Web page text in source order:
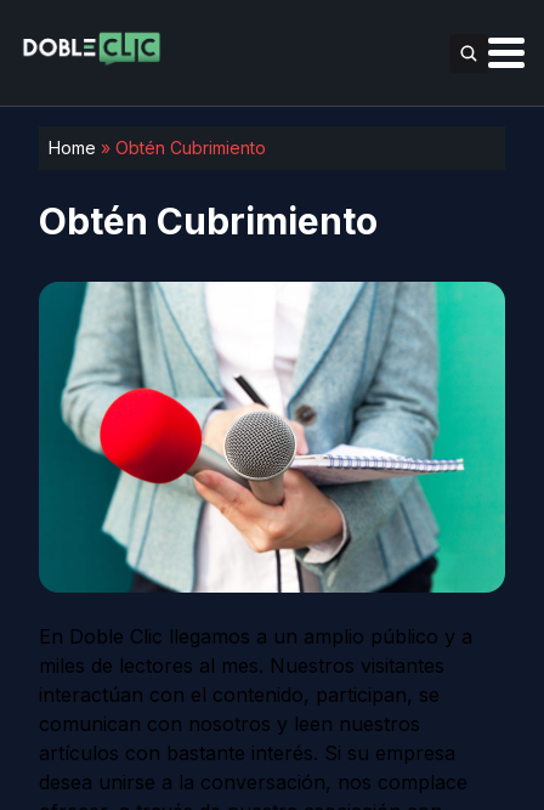
Home » Obtén Cubrimiento
Obtén Cubrimiento
En Doble Clic llegamos a un amplio público y a
miles de lectores al mes. Nuestros visitantes
interactúan con el contenido, participan, se
comunican con nosotros y leen nuestros
artículos con bastante interés. Si su empresa
desea unirse a la conversación, nos complace